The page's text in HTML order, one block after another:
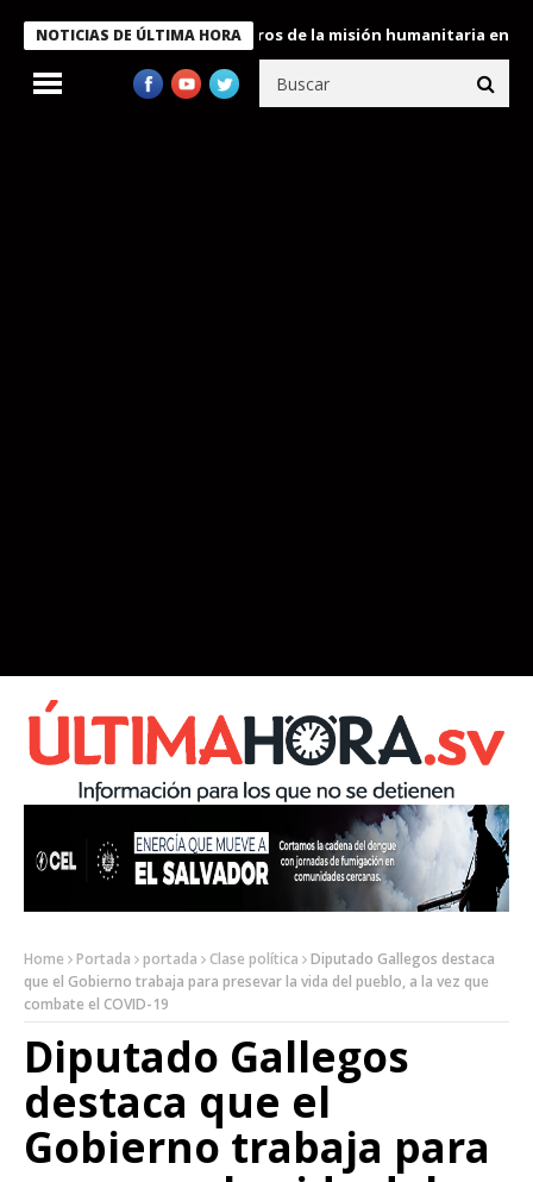
NOTICIAS DE ÚLTIMA HORA
Bukele condecora a miembros de la misión humanitaria enviada
Home Portada portada Clase política
Diputado Gallegos destaca
que el Gobierno trabaja para presevar la vida del pueblo, a la vez que
combate el COVID-19
Diputado Gallegos
destaca que el
Gobierno trabaja para